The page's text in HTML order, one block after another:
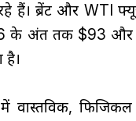
हैं। ब्रेंट और WTI
के अंत तक $93 और
है।
वास्तविक,